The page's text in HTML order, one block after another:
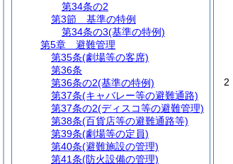
2
第34条の2
第3節
基準の特例
第34条の3(基準の特例)
第5章
避難管理
第35条(劇場等の客席)
第36条
第36条の2(基準の特例)
第37条(キャバレー等の避難通路)
第37条の2(ディスコ等の避難管理)
第38条(百貨店等の避難通路等)
第39条(劇場等の定員)
第40条(避難施設の管理)
第41条(防火設備の管理)